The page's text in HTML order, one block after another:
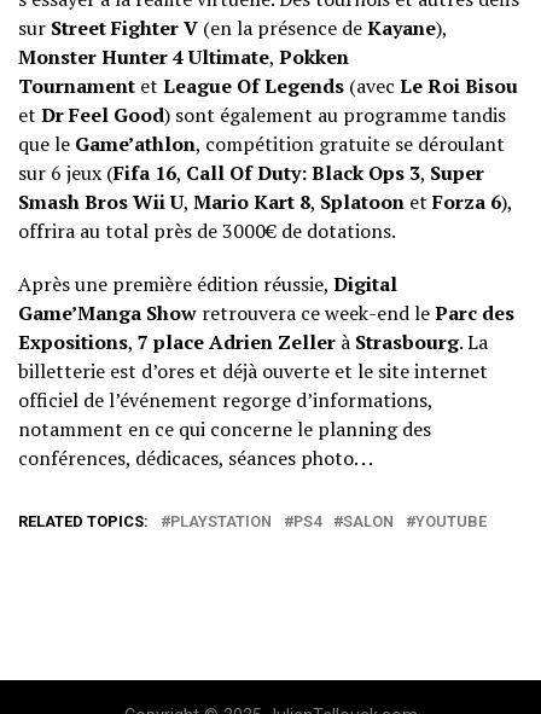
sur Street Fighter V (en la présence deKayane),
Monster Hunter 4 Ultimate, Pokken
Tournament et League Of Legends (avec Le Roi Bisou
et Dr Feel Good) sont également au programme tandis
que le Game’athlon, compétition gratuite se déroulant
sur 6 jeux (Fifa 16, Call Of Duty: Black Ops 3, Super
Smash Bros Wii U, Mario Kart 8, Splatoon etForza 6),
offrira au total près de 3000€ de dotations.
Après une première édition réussie, Digital
Game’Manga Show retrouvera ce week-end leParc des
Expositions, 7 place Adrien Zeller à Strasbourg. La
billetterie est d’ores et déjà ouverte et le site internet
officiel de l’événement regorge d’informations,
notamment en ce qui concerne le planning des
conférences, dédicaces, séances photo. . .
RELATED TOPICS: PLAYSTATION PS4 SALON YOUTUBE